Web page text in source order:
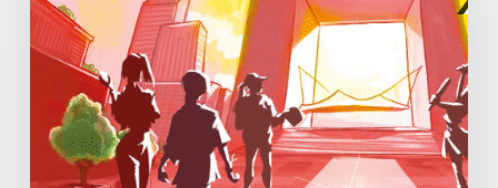
«
Disparition
Défense